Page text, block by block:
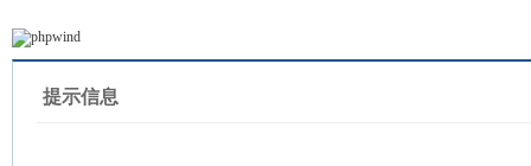
提示信息